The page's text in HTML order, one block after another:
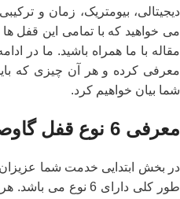
دیجیتالی، بیومتریک، زمان و
می خواهید که با تمامی این قفل
معرفی کرده و هر آن چیزی که باید
شما بیان خواهیم کرد.
معرفی 6 نوع قفل گاوصندوق
در بخش ابتدایی خدمت شما
طور کلی دارای 6 نوع